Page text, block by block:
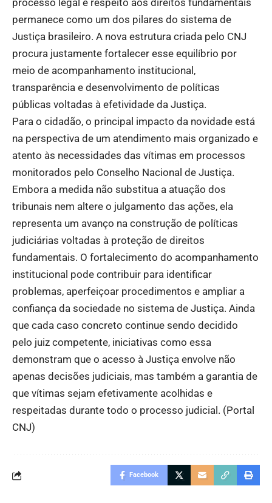
processo legal e respeito aos direitos fundamentais
permanece como um dos pilares do sistema de
Justiça brasileiro. A nova estrutura criada pelo CNJ
procura justamente fortalecer esse equilíbrio por
meio de acompanhamento institucional,
transparência e desenvolvimento de políticas
públicas voltadas à efetividade da Justiça.
Para o cidadão, o principal impacto da novidade está
na perspectiva de um atendimento mais organizado e
atento às necessidades das vítimas em processos
monitorados pelo Conselho Nacional de Justiça.
Embora a medida não substitua a atuação dos
tribunais nem altere o julgamento das ações, ela
representa um avanço na construção de políticas
judiciárias voltadas à proteção de direitos
fundamentais. O fortalecimento do acompanhamento
institucional pode contribuir para identificar
problemas, aperfeiçoar procedimentos e ampliar a
confiança da sociedade no sistema de Justiça. Ainda
que cada caso concreto continue sendo decidido
pelo juiz competente, iniciativas como essa
demonstram que o acesso à Justiça envolve não
apenas decisões judiciais, mas também a garantia de
que vítimas sejam efetivamente acolhidas e
respeitadas durante todo o processo judicial. (Portal
CNJ)
Facebook